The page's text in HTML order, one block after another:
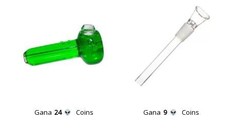
Gana 24 Coins Gana 9 Coins